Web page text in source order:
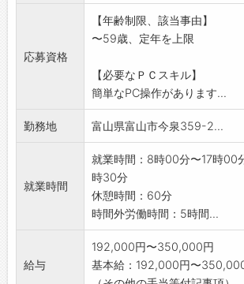
◆社内研修
・店舗配属後も、全社員向け
れる研修で、人間力を高める
ーク研修」「話し方研修」な
を交えながら、楽しくスキル
【ステップアップ】
・資格取得支援や試験のバッ
ており、社員の成長をサポー
・個人の頑張りをしっかり評
長などの管理職へのキャリア
・社歴や年齢に関係なく、チ
を大切にし、応援します♪
【職場の雰囲気】
応募資格
【年齢制限、該当事由】
〜59歳、定年を上限
【必要なＰＣスキル】
簡単なPC操作があります...
勤務地 富山県富山市今泉359-2...
就業時間
就業時間：8時00分〜17時00
時30分
休憩時間：60分
時間外労働時間：5時間...
給与
192,000円〜350,000円
基本給：192,000円〜